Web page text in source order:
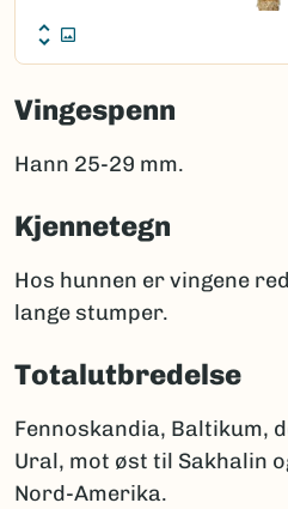
Vingespenn
Hann 25-29 mm.
Kjennetegn
Hos hunnen er vingene
lange stumper.
Totalutbredelse
Fennoskandia, Baltikum,
Ural, mot øst til Sakhalin
Nord-Amerika.